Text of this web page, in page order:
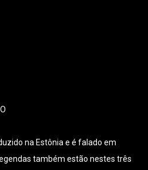
na Estônia e é falado em
também estão nestes três